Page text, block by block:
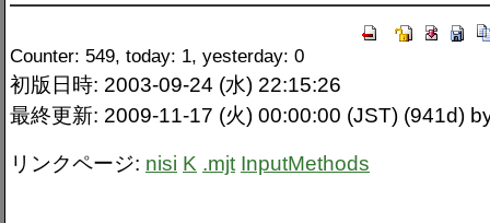
Counter: 549, today: 1, yesterday: 0
初版日時: 2003-09-24 (水) 22:15:26
最終更新: 2009-11-17 (火) 00:00:00 (JST) (941d)
リンクページ: nisi K .mjt InputMethods